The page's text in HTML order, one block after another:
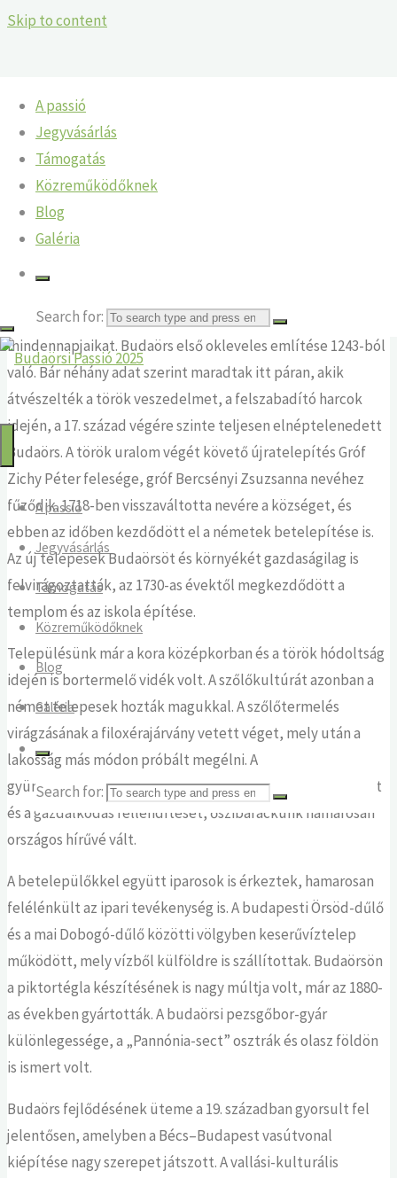
Skip to content
A passió
Jegyvásárlás
Támogatás
Közreműködőknek
Blog
Galéria
Search for:
Budaörsi
Passió
2025
A passió
Jegyvásárlás
Támogatás
Közreműködőknek
Blog
Galéria
Search for:
A budaörsi németek története
HomeBlogA budaörsi németek története
A budaörsi németek története
a kelták, utánuk a rómaiak töltötték e helyen
mindennapjaikat. Budaörs első okleveles említése 1243-ból
való. Bár néhány adat szerint maradtak itt páran, akik
átvészelték a török veszedelmet, a felszabadító harcok
idején, a 17. század végére szinte teljesen elnéptelenedett
Budaörs. A török uralom végét követő újratelepítés Gróf
Zichy Péter felesége, gróf Bercsényi Zsuzsanna nevéhez
fűződik. 1718-ben visszaváltotta nevére a községet, és
ebben az időben kezdődött el a németek betelepítése is.
Az új telepesek Budaörsöt és környékét gazdaságilag is
felvirágoztatták, az 1730-as évektől megkezdődött a
templom és az iskola építése.
Településünk már a kora középkorban és a török hódoltság
idején is bortermelő vidék volt. A szőlőkultúrát azonban a
német telepesek hozták magukkal. A szőlőtermelés
virágzásának a filoxérajárvány vetett véget, mely után a
lakosság más módon próbált megélni. A
gyümölcstermesztés hozta meg számukra az igazi áttörést
és a gazdálkodás fellendítését, őszibarackunk hamarosan
országos hírűvé vált.
A betelepülőkkel együtt iparosok is érkeztek, hamarosan
felélénkült az ipari tevékenység is. A budapesti Örsöd-dűlő
és a mai Dobogó-dűlő közötti völgyben keserűvíztelep
működött, mely vízből külföldre is szállítottak. Budaörsön
a piktortégla készítésének is nagy múltja volt, már az 1880-
as években gyártották. A budaörsi pezsgőbor-gyár
különlegessége, a „Pannónia-sect” osztrák és olasz földön
is ismert volt.
Budaörs fejlődésének üteme a 19. században gyorsult fel
jelentősen, amelyben a Bécs–Budapest vasútvonal
kiépítése nagy szerepet játszott. A vallási-kulturális